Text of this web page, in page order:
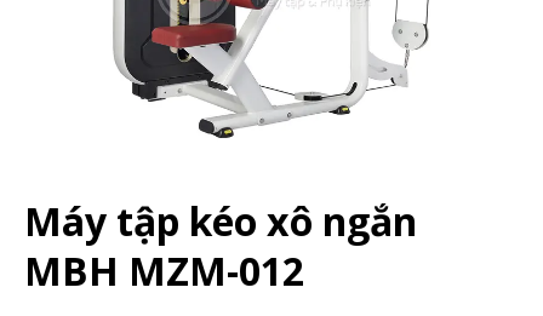
Máy tập kéo xô ngắn
MBH MZM-012